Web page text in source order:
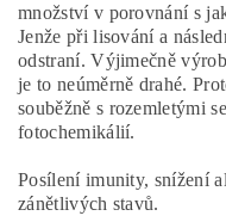
množství v porovnání s
Jenže při lisování a
odstraní. Výjimečně
je to neúměrně drahé.
souběžně s rozemletými
fotochemikálií.
Posílení imunity, snížení
zánětlivých stavů.